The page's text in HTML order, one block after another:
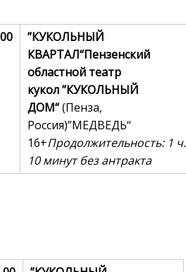
”КУКОЛЬНЫЙ
КВАРТАЛ“Пензенский
областной театр
кукол”КУКОЛЬНЫЙ
ДОМ“(Пенза,
Россия)”МЕДВЕДЬ“
16+Продолжительность:1 ч.
10 минут без антракта